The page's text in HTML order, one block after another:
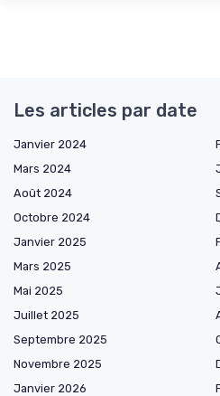
Les articles par date
Janvier 2024
Mars 2024
Août 2024
Octobre 2024
Janvier 2025
Mars 2025
Mai 2025
Juillet 2025
Septembre 2025
Novembre 2025
Janvier 2026